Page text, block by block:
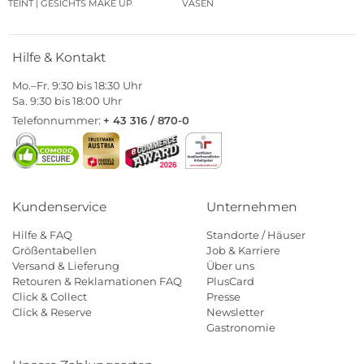
TEINT | GESICHTS MAKE UP VASEN
Hilfe & Kontakt
Mo.–Fr. 9:30 bis 18:30 Uhr
Sa. 9:30 bis 18:00 Uhr
Telefonnummer: + 43 316 / 870-0
Kundenservice
Hilfe & FAQ
Größentabellen
Versand & Lieferung
Retouren & Reklamationen FAQ
Click & Collect
Click & Reserve
Unternehmen
Standorte / Häuser
Job & Karriere
Über uns
PlusCard
Presse
Newsletter
Gastronomie